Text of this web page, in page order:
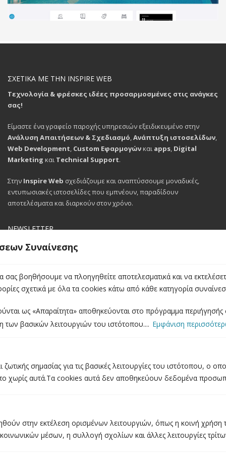
Σεβόμαστε την ιδιωτικότητά σας
Συναίνεσης
βοηθήσουμε να πλοηγηθείτε αποτελεσματικά και να
σχετικά με όλα τα cookies κάτω από κάθε κατηγορία
ως «Απαραίτητα» αποθηκεύονται στο πρόγραμμα περιήγησής
των βασικών λειτουργιών του ιστότοπου.... Εμφάνιση
σημασίας για τις βασικές λειτουργίες του ιστότοπου, ο
χωρίς αυτά.Τα cookies αυτά δεν αποθηκεύουν δεδομένα
στην εκτέλεση ορισμένων λειτουργιών, όπως η κοινή χρήση
μέσων, η συλλογή σχολίων και άλλες λειτουργίες
ΣΧΕΤΙΚΑ ΜΕ ΤΗΝ INSPIRE WEB
Τεχνολογία & φρέσκες ιδέες προσαρμοσμένες στις ανάγκες
σας!
Είμαστε ένα γραφείο παροχής υπηρεσιών εξειδικευμένο στην
Ανάλυση Απαιτήσεων & Σχεδιασμό,Ανάπτυξη ιστοσελίδων,
Web Development, Custom Εφαρμογών και apps, Digital
Marketing και Technical Support.
Στην Inspire Web σχεδιάζουμε και αναπτύσσουμε μοναδικές,
εντυπωσιακές ιστοσελίδες που εμπνέουν, παραδίδουν
αποτελέσματα και διαρκούν στον χρόνο.
NEWSLETTER
Εγγραφείτε στο newsletter μας για να ενημερώνεστε άμεσα για τα
νέα και τις προσφορές μας.
Διεύθυνση
Φίλωνος 41, Πειραιάς 18531